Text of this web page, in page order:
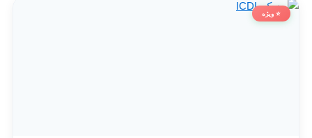
⭐ ویژه